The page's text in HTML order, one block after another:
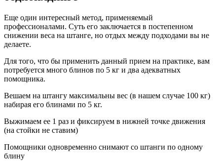
Еще один интересный метод, применяемый
профессионалами. Суть его заключается в постепенном
снижении веса на штанге, но отдых между подходами вы не
делаете.
Для того, что бы применить данный прием на практике, вам
потребуется много блинов по 5 кг и два адекватных
помощника.
Вешаем на штангу максимальны вес (в нашем случае 100 кг)
набирая его блинами по 5 кг.
Выжимаем ее 1 раз и фиксируем в нижней точке движения
(на стойки не ставим)
Помощники одновременно снимают со штанги по одному
блину